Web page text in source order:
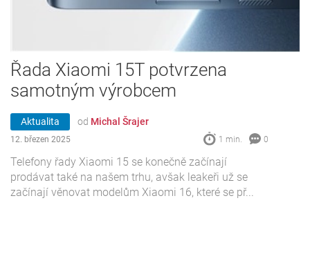
Řada Xiaomi 15T potvrzena
samotným výrobcem
Aktualita od Michal Šrajer
12. březen 2025 1 min. 0
Telefony řady Xiaomi 15 se konečně začínají
prodávat také na našem trhu, avšak leakeři už se
začínají věnovat modelům Xiaomi 16, které se př...